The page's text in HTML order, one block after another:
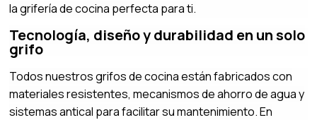
la grifería de cocina perfecta para ti.
Tecnología, diseño y durabilidad en un solo
grifo
Todos nuestros grifos de cocina están fabricados con
materiales resistentes, mecanismos de ahorro de agua y
sistemas antical para facilitar su mantenimiento. En